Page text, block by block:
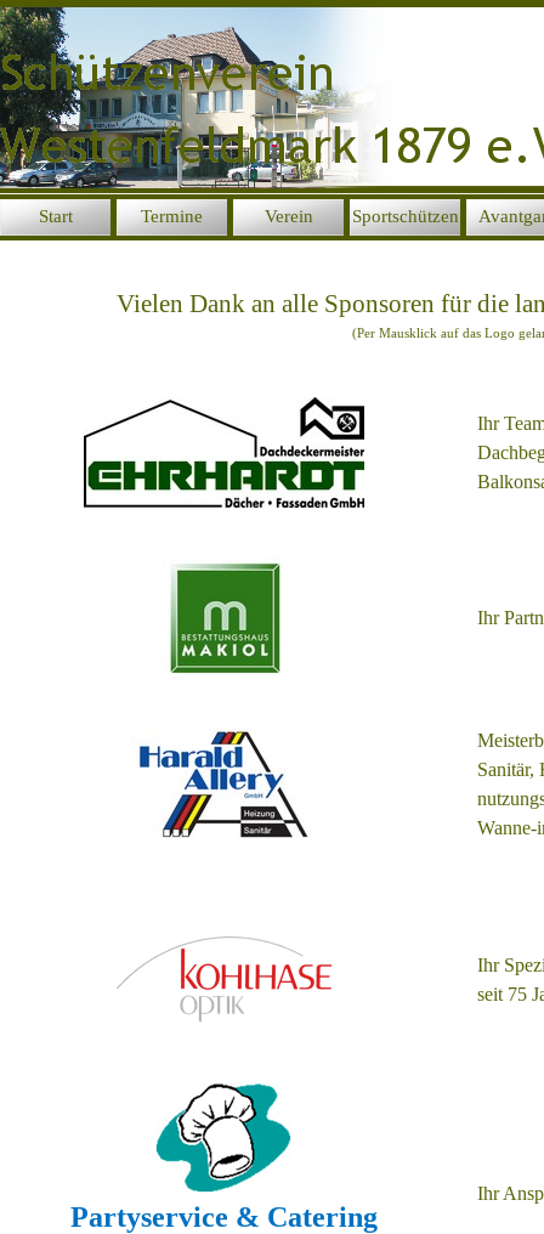
Direkt zum Seiteninhalt
Start Termine ▼
Verein ▼
Sportschützen ▼
Vielen Dank an alle Sponsoren für die
(Per Mausklick auf das Logo
Ihr
Ihr
Sanitär,
Wanne-
Ihr
seit 75
Partyservice & Catering
Ihr